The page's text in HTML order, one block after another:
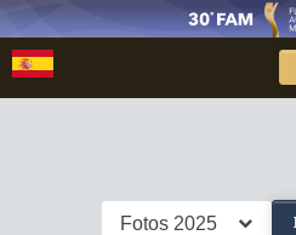
Fotos 2025